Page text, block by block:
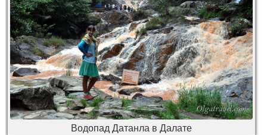
Водопад Датанла в Далате